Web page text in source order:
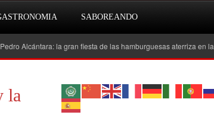
SABOREANDO
la gran fiesta de las hamburguesas aterriza en la Costa del Sol
la